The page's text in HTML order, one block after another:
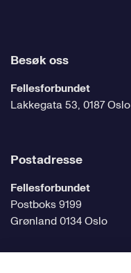
Besøk oss
Fellesforbundet
Lakkegata 53, 0187 Oslo
Postadresse
Fellesforbundet
Postboks 9199
Grønland 0134 Oslo